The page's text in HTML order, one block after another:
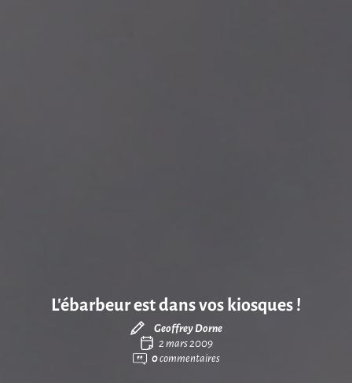
L’ébarbeur est dans vos kiosques !
Geoffrey Dorne
2 mars 2009
0commentaires